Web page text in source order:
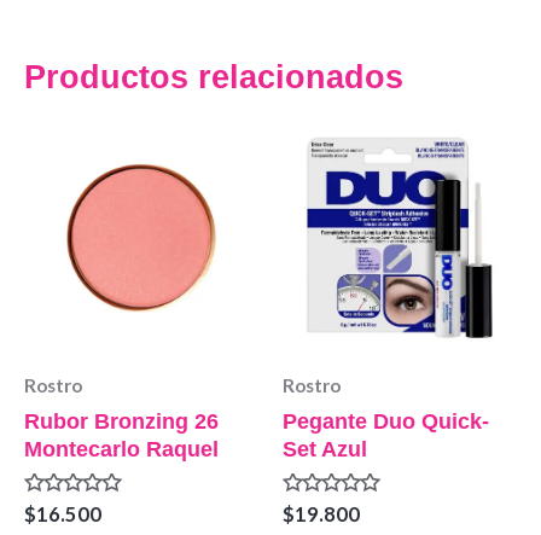
Productos relacionados
Rostro
Rubor Bronzing 26
Montecarlo Raquel
Valorado
en
$16.500
Rostro
Pegante Duo Quick-
Set Azul
Valorado
en
$19.800